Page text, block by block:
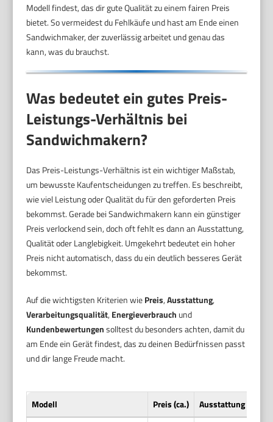
Modell findest, das dir gute Qualität zu einem fairen Preis
bietet. So vermeidest du Fehlkäufe und hast am Ende einen
Sandwichmaker, der zuverlässig arbeitet und genau das
kann, was du brauchst.
Was bedeutet ein gutes Preis-
Leistungs-Verhältnis bei
Sandwichmakern?
Das Preis-Leistungs-Verhältnis ist ein wichtiger Maßstab,
um bewusste Kaufentscheidungen zu treffen. Es beschreibt,
wie viel Leistung oder Qualität du für den geforderten Preis
bekommst. Gerade bei Sandwichmakern kann ein günstiger
Preis verlockend sein, doch oft fehlt es dann an Ausstattung,
Qualität oder Langlebigkeit. Umgekehrt bedeutet ein hoher
Preis nicht automatisch, dass du ein deutlich besseres Gerät
bekommst.
Auf die wichtigsten Kriterien wiePreis,Ausstattung,
Verarbeitungsqualität, Energieverbrauch und
Kundenbewertungensolltest du besonders achten, damit du
am Ende ein Gerät findest, das zu deinen Bedürfnissen passt
und dir lange Freude macht.
Modell Preis (ca.)
Ausstattung